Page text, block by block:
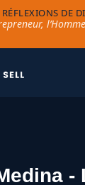
RÉFLEXIONS DE
-